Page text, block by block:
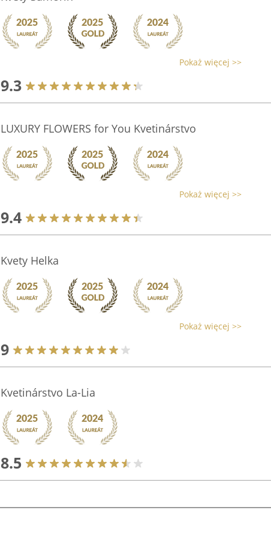
Pokaż więcej >>
9.3
LUXURY FLOWERS for You Kvetinárstvo
Pokaż więcej >>
9.4
Kvety Helka
Pokaż więcej >>
9
Kvetinárstvo La-Lia
8.5